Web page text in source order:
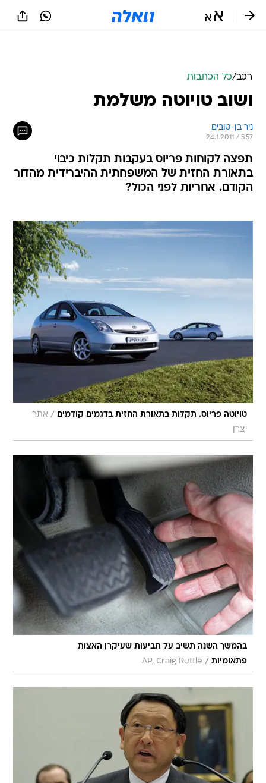
רכב/כל הכתבות
ושוב טויוטה משלמת
ניר בן-טובים
24.1.2011 / 5:57
תפצה לקוחות פריוס בעקבות תקלות כיבוי
בתאורת החזית של המשפחתית ההיברידית מהדור
הקודם. אחריות לפני הכול?
טויוטה פריוס. תקלות בתאורת החזית בדגמים קודמים / אתר
יצרן
בהמשך השנה תשיב על תביעות שעיקרן האצות
פתאומיות /
AP, Craig Ruttle